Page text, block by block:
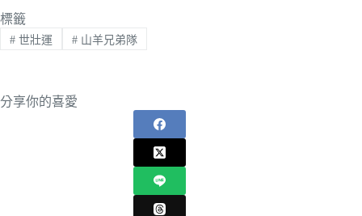
標籤
#世壯運 #山羊兄弟隊
分享你的喜愛